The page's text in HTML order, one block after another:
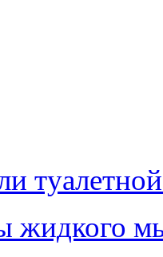
жидкого